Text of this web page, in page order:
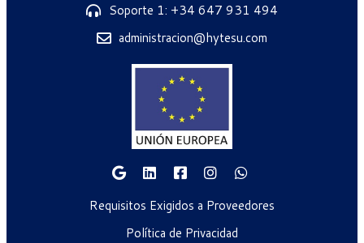
Soporte 1: +34 647 931 494
administracion@hytesu.com
Requisitos Exigidos a Proveedores
Política de Privacidad